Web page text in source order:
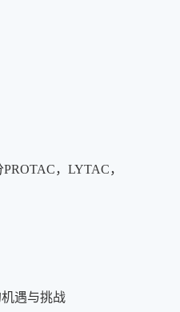
，LYTAC，
遇与挑战